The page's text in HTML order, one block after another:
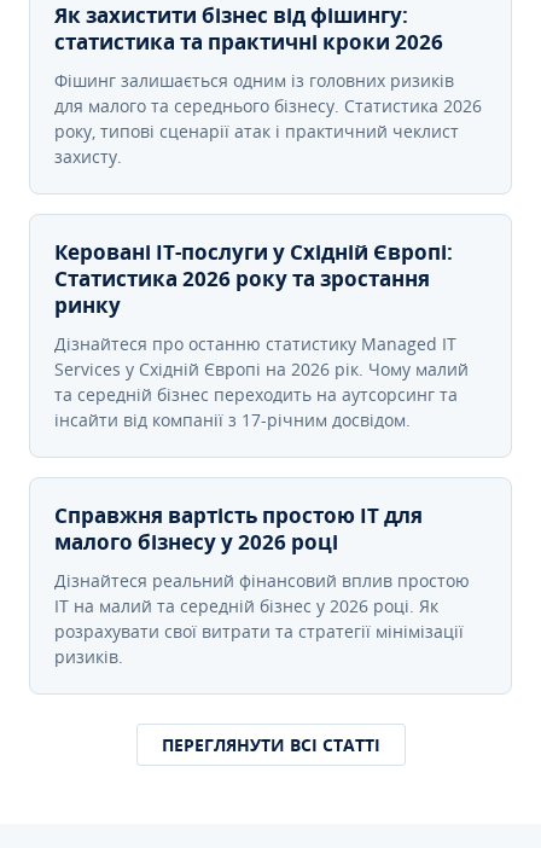
Як захистити бізнес від фішингу:
статистика та практичні кроки 2026
Фішинг залишається одним із головних ризиків
для малого та середнього бізнесу. Статистика 2026
року, типові сценарії атак і практичний чеклист
захисту.
Керовані ІТ-послуги у Східній Європі:
Статистика 2026 року та зростання
ринку
Дізнайтеся про останню статистику Managed IT
Services у Східній Європі на 2026 рік. Чому малий
та середній бізнес переходить на аутсорсинг та
інсайти від компанії з 17-річним досвідом.
Справжня вартість простою IT для
малого бізнесу у 2026 році
Дізнайтеся реальний фінансовий вплив простою
IT на малий та середній бізнес у 2026 році. Як
розрахувати свої витрати та стратегії мінімізації
ризиків.
ПЕРЕГЛЯНУТИ ВСІ СТАТТІ